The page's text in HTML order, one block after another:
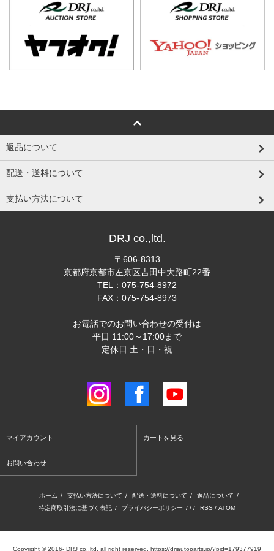
返品について
配送・送料について
支払い方法について
DRJ co.,ltd.
〒606-8313
京都府京都市左京区吉田中大路町22番
TEL：075-754-8972
FAX：075-754-8973
お電話でのお問い合わせの受付は
平日 11:00～17:00まで
定休日 土・日・祝
マイアカウント カートを見る
お問い合わせ
ホーム / 支払い方法について / 配送・送料について / 返品について /
特定商取引法に基づく表記 / プライバシーポリシー / / / RSS / ATOM
Copyright © 2016- DRJ co.,ltd. all right reserved. https://drjautoparts.jp/?pid=179377919